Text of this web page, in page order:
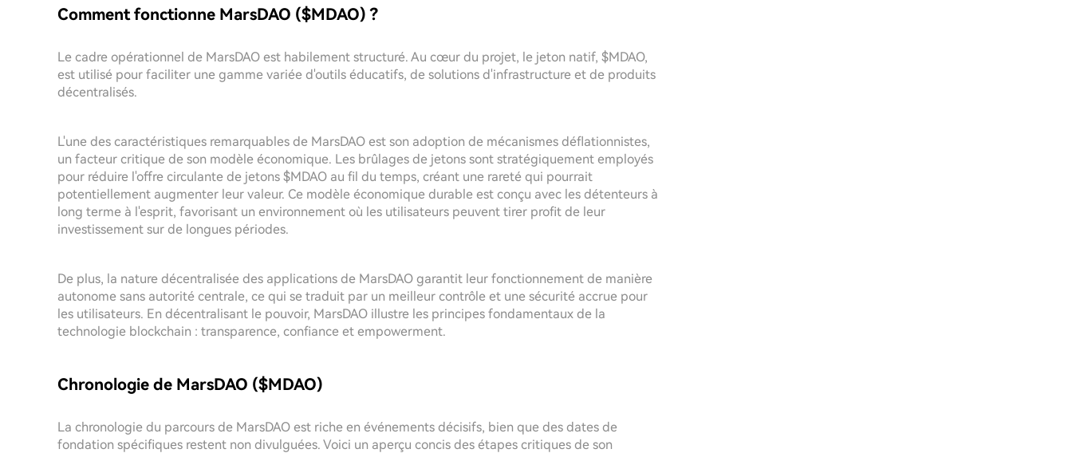
Comment fonctionne MarsDAO ($MDAO) ?
Le cadre opérationnel de MarsDAO est habilement structuré. Au cœur du projet, le jeton natif, $MDAO,
est utilisé pour faciliter une gamme variée d'outils éducatifs, de solutions d'infrastructure et de produits
décentralisés.
L'une des caractéristiques remarquables de MarsDAO est son adoption de mécanismes déflationnistes,
un facteur critique de son modèle économique. Les brûlages de jetons sont stratégiquement employés
pour réduire l'offre circulante de jetons $MDAO au fil du temps, créant une rareté qui pourrait
potentiellement augmenter leur valeur. Ce modèle économique durable est conçu avec les détenteurs à
long terme à l'esprit, favorisant un environnement où les utilisateurs peuvent tirer profit de leur
investissement sur de longues périodes.
De plus, la nature décentralisée des applications de MarsDAO garantit leur fonctionnement de manière
autonome sans autorité centrale, ce qui se traduit par un meilleur contrôle et une sécurité accrue pour
les utilisateurs. En décentralisant le pouvoir, MarsDAO illustre les principes fondamentaux de la
technologie blockchain : transparence, confiance et empowerment.
Chronologie de MarsDAO ($MDAO)
La chronologie du parcours de MarsDAO est riche en événements décisifs, bien que des dates de
fondation spécifiques restent non divulguées. Voici un aperçu concis des étapes critiques de son